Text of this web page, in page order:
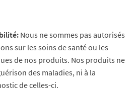
Nous ne sommes pas autorisés
sur les soins de santé ou les
de nos produits. Nos produits ne
des maladies, ni à la
de celles-ci.